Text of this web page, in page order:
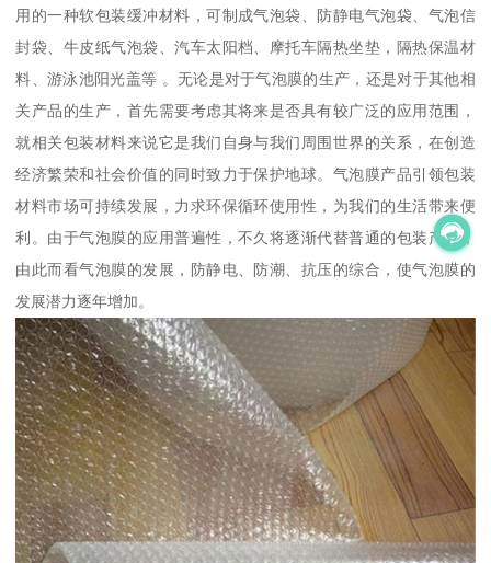
用的一种软包装缓冲材料，可制成气泡袋、防静电气泡袋、气泡信
封袋、牛皮纸气泡袋、汽车太阳档、摩托车隔热坐垫，隔热保温材
料、游泳池阳光盖等 。无论是对于气泡膜的生产，还是对于其他相
关产品的生产，首先需要考虑其将来是否具有较广泛的应用范围，
就相关包装材料来说它是我们自身与我们周围世界的关系，在创造
经济繁荣和社会价值的同时致力于保护地球。气泡膜产品引领包装
材料市场可持续发展，力求环保循环使用性，为我们的生活带来便
利。由于气泡膜的应用普遍性，不久将逐渐代替普通的包装产品，
由此而看气泡膜的发展，防静电、防潮、抗压的综合，使气泡膜的
发展潜力逐年增加。